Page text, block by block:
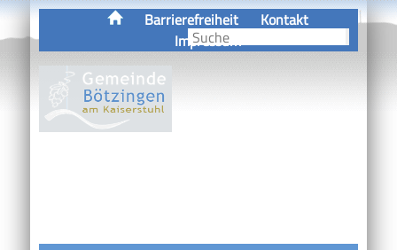
Barrierefreiheit
Kontakt
Impressum